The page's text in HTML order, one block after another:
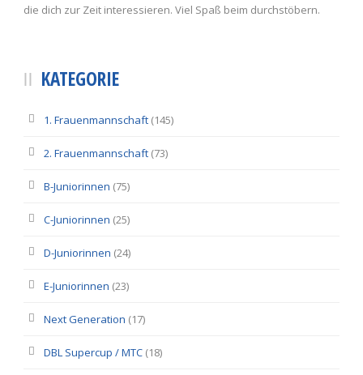
die dich zur Zeit interessieren. Viel Spaß beim durchstöbern.
KATEGORIE
1. Frauenmannschaft (145)
2. Frauenmannschaft (73)
B-Juniorinnen (75)
C-Juniorinnen (25)
D-Juniorinnen (24)
E-Juniorinnen (23)
Next Generation (17)
DBL Supercup / MTC (18)